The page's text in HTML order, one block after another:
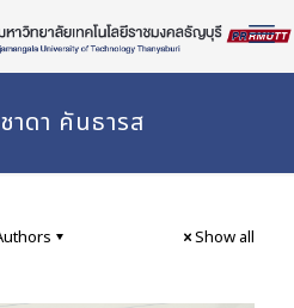
าดา คันธารส
Show all